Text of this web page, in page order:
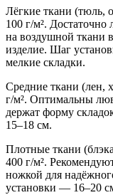
Лёгкие ткани (тюль,
100 г/м².
на воздушной ткани
изделие. Шаг
мелкие складки.
Средние ткани (лен,
г/м². Оптимальны
держат форму
15–18 см.
Плотные ткани
400 г/м².
ножкой для
установки — 16–20